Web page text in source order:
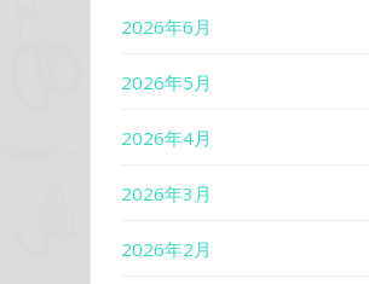
2026年6月
2026年5月
2026年4月
2026年3月
2026年2月